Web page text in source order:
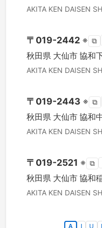
AKITA KEN DAISEN
〒 019-2442 ※ ⧉
秋田県 大仙市 協和
AKITA KEN DAISEN
〒 019-2443 ※ ⧉
秋田県 大仙市 協和
AKITA KEN DAISEN
〒 019-2521 ※ ⧉
秋田県 大仙市 協和
AKITA KEN DAISEN
A U